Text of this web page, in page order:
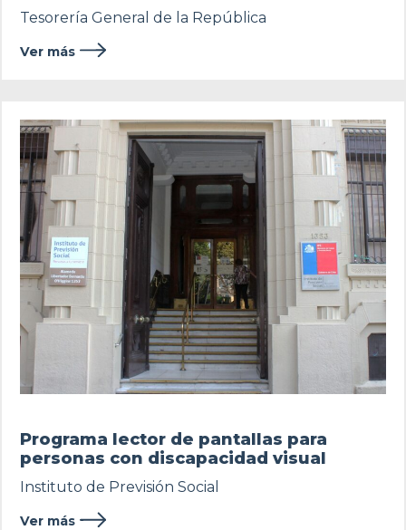
Tesorería General de la República
Ver más
Programa lector de pantallas para
personas con discapacidad visual
Instituto de Previsión Social
Ver más